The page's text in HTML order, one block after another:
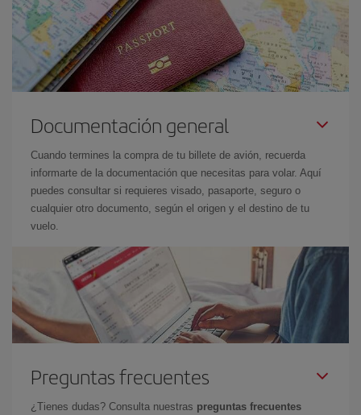
Documentación general
Cuando termines la compra de tu billete de avión, recuerda
informarte de la documentación que necesitas para volar. Aquí
puedes consultar si requieres visado, pasaporte, seguro o
cualquier otro documento, según el origen y el destino de tu
vuelo.
Preguntas frecuentes
¿Tienes dudas? Consulta nuestras preguntas frecuentes